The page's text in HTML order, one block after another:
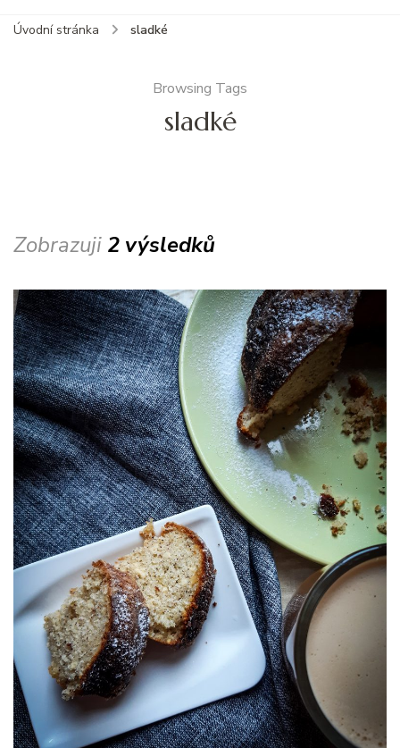
Úvodní stránka sladké
Browsing Tags
sladké
Zobrazuji 2 výsledků